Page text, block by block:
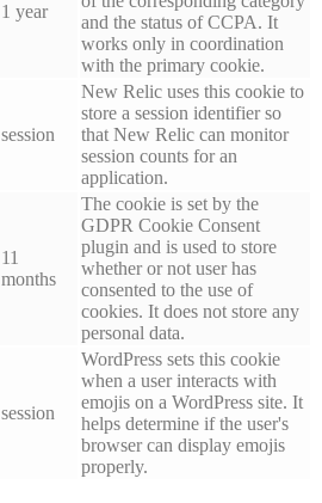
1 year
and the status of CCPA. It
works only in coordination
with the primary cookie.
session
New Relic uses this cookie to
store a session identifier so
that New Relic can monitor
session counts for an
application.
11
months
The cookie is set by the
GDPR Cookie Consent
plugin and is used to store
whether or not user has
consented to the use of
cookies. It does not store any
personal data.
session
WordPress sets this cookie
when a user interacts with
emojis on a WordPress site. It
helps determine if the user's
browser can display emojis
properly.